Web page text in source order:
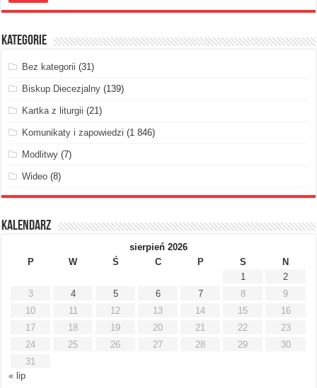
Kategorie
Bez kategorii (31)
Biskup Diecezjalny (139)
Kartka z liturgii (21)
Komunikaty i zapowiedzi (1 846)
Modlitwy (7)
Wideo (8)
Kalendarz
sierpień 2026
P
W Ś C P S
N
1
2
3
4 5 6 7 8
9
10
11 12 13 14 15
16
17
18 19 20 21 22
23
24
25 26 27 28 29
30
31
« lip